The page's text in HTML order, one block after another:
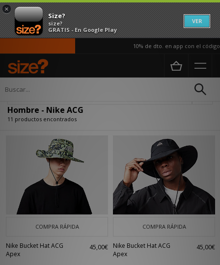
×
Size?
size?
GRATIS - En Google Play
VER
10% de dto. en app con el código
Página principal
Hombre - Nike ACG
11 productos encontrados
COMPRA RÁPIDA
Nike Bucket Hat ACG
Apex
45,00€
COMPRA RÁPIDA
Nike Bucket Hat ACG
Apex
45,00€